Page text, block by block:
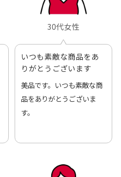
30代女性
いつも素敵な商品をあ
りがとうございます
美品です。いつも素敵な商
品をありがとうございま
す。